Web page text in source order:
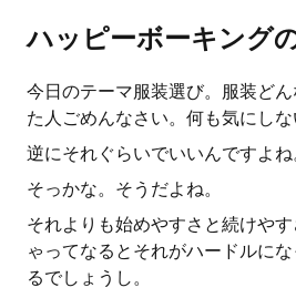
ハッピーボーキング
今日のテーマ服装選び。服装ど
た人ごめんなさい。何も気にしな
逆にそれぐらいでいいんですよね
そっかな。そうだよね。
それよりも始めやすさと続けや
ゃってなるとそれがハードルに
るでしょうし。